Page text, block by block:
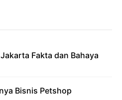
Fakta dan Bahaya
Bisnis Petshop